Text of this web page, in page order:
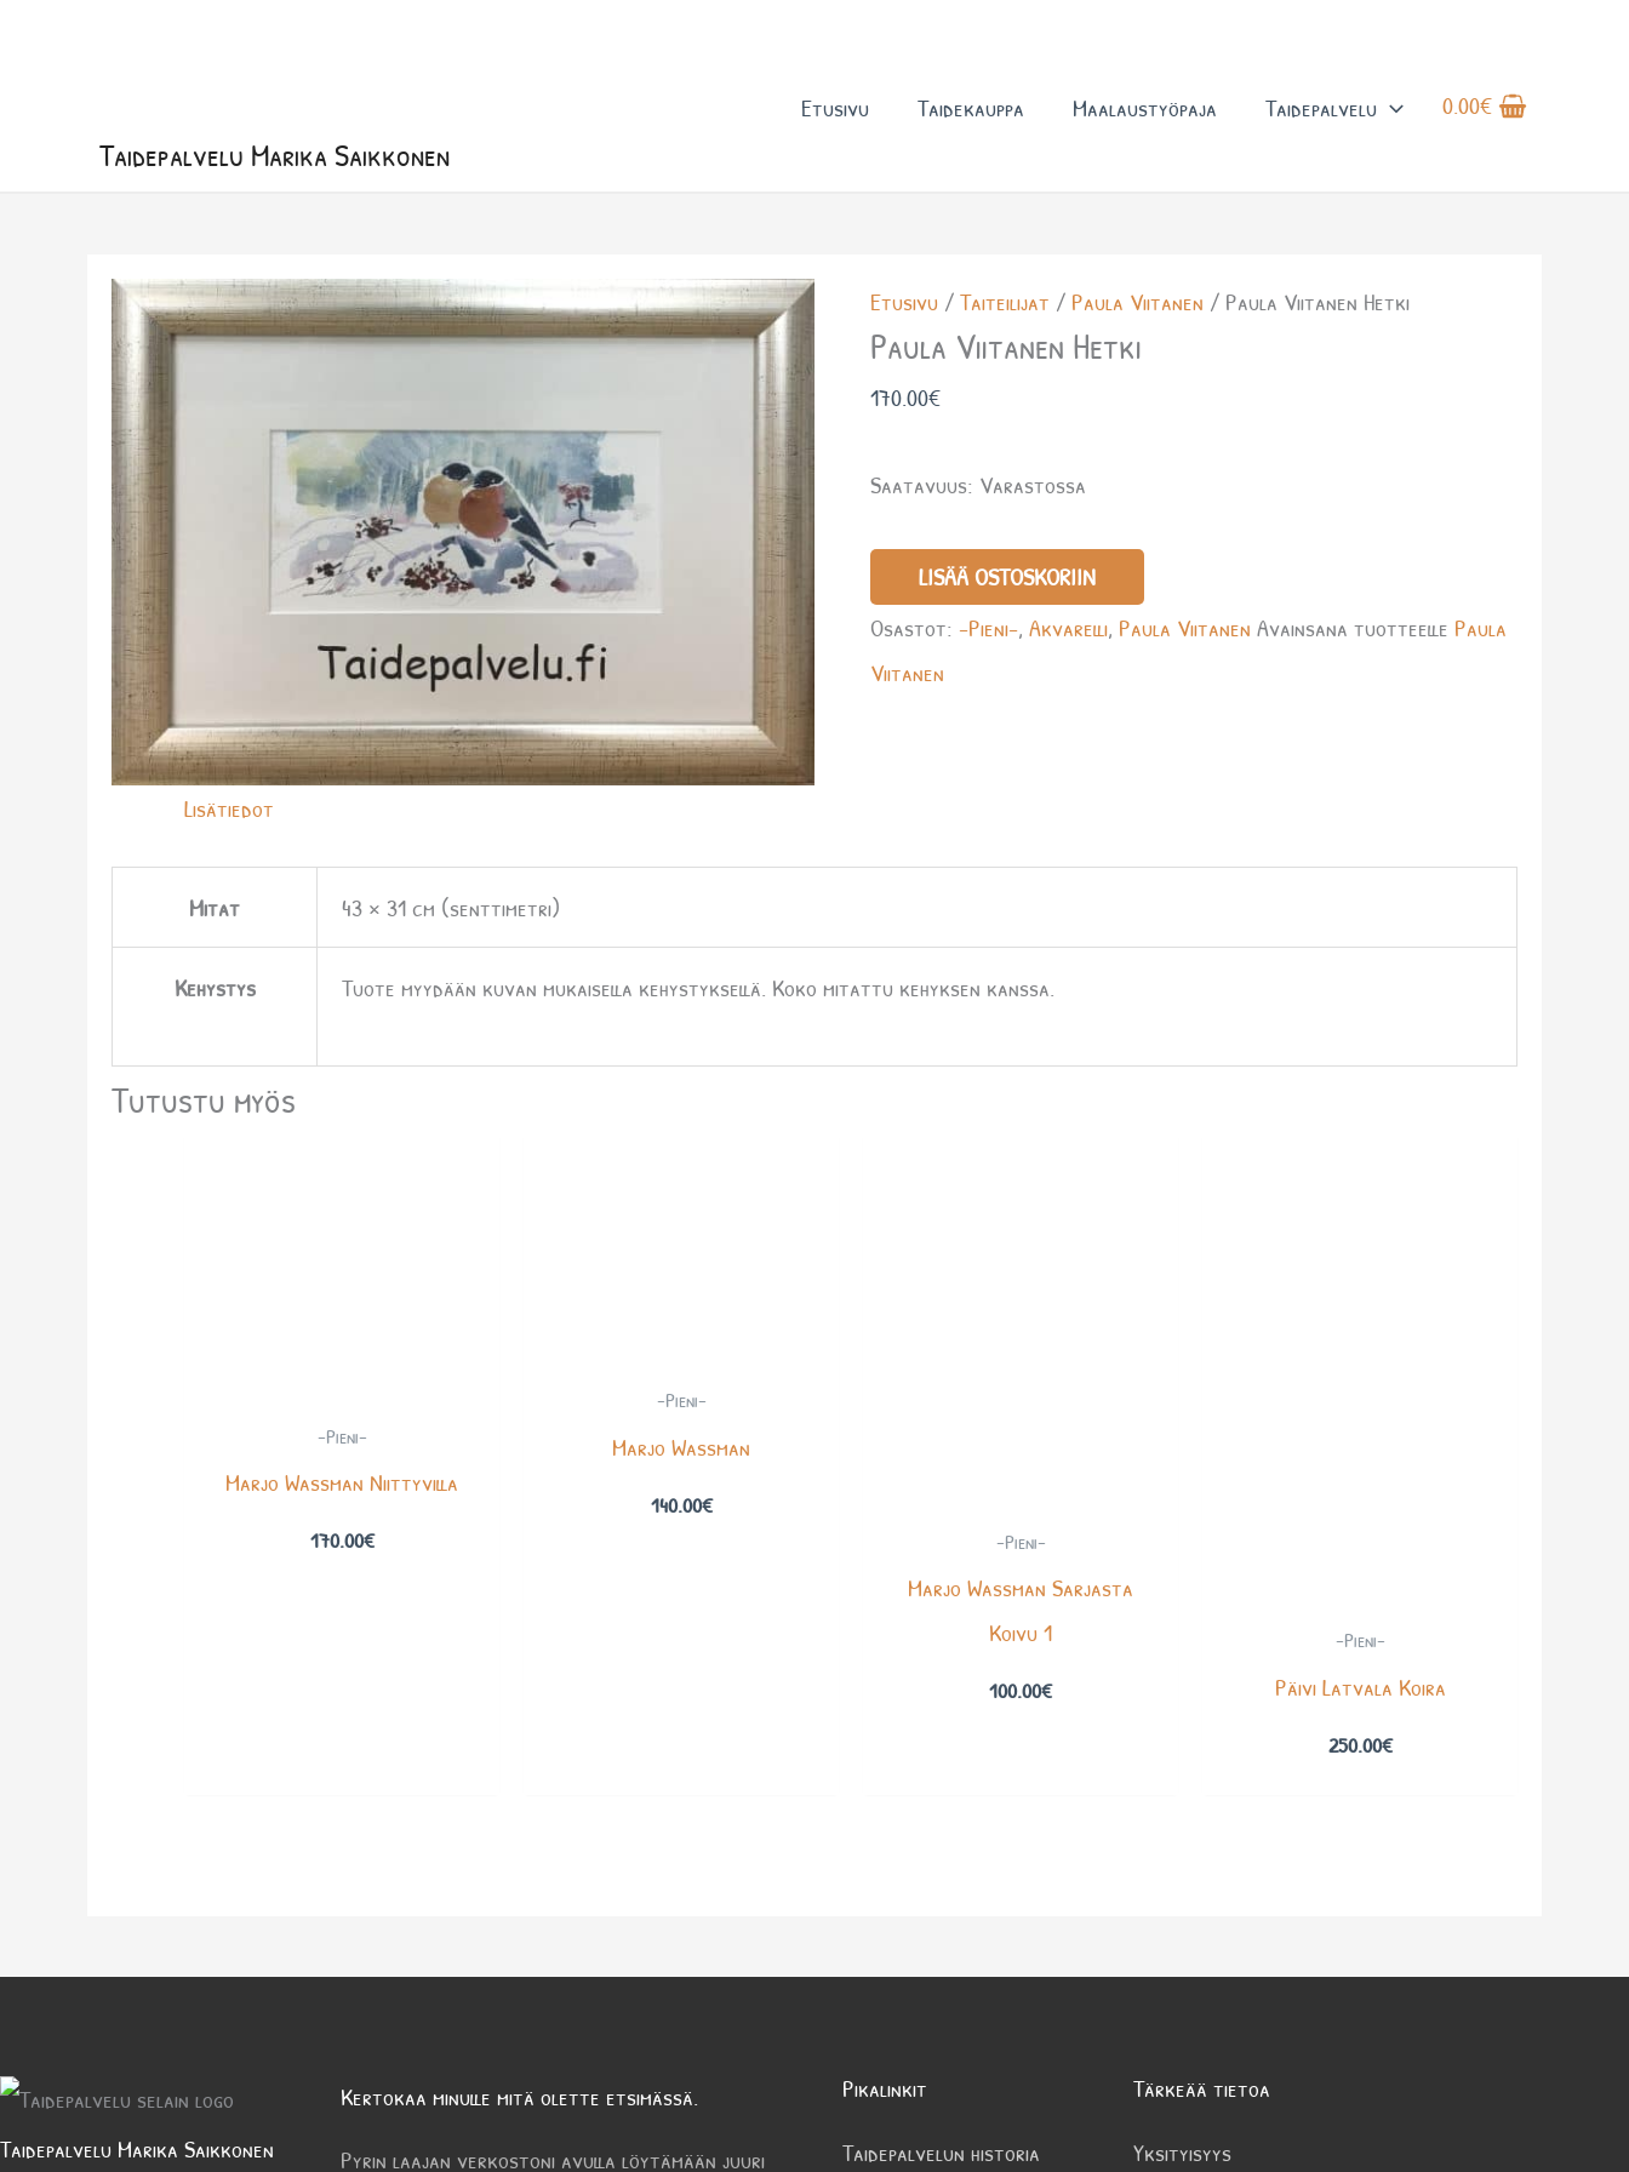
Taidepalvelu Marika Saikkonen
Etusivu Taidekauppa Maalaustyöpaja Taidepalvelu 0.00€
Etusivu /Taiteilijat / Paula Viitanen / Paula Viitanen Hetki
Paula Viitanen Hetki
170.00€
Saatavuus: Varastossa
Viitanen
Hetki
määrä
LISÄÄ OSTOSKORIIN
Osastot:-Pieni-,Akvarelli, Paula Viitanen Avainsana tuotteelle Paula
Viitanen
Lisätiedot
Mitat 43 × 31 cm (senttimetri)
Kehystys Tuote myydään kuvan mukaisella kehystyksellä. Koko mitattu kehyksen kanssa.
Tutustu myös
-Pieni-
Marjo Wassman Niittyvilla
170.00€
-Pieni-
Marjo Wassman
140.00€
-Pieni-
Marjo Wassman Sarjasta
Koivu 1
100.00€
-Pieni-
Päivi Latvala Koira
250.00€
Taidepalvelu Marika Saikkonen
Kertokaa minulle mitä olette etsimässä.
Pyrin laajan verkostoni avulla löytämään juuri
Pikalinkit
Taidepalvelun historia
Tärkeää tietoa
Yksityisyys